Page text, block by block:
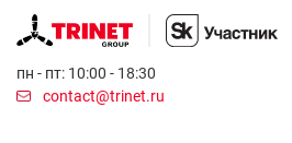
пн - пт: 10:00 - 18:30
contact@trinet.ru